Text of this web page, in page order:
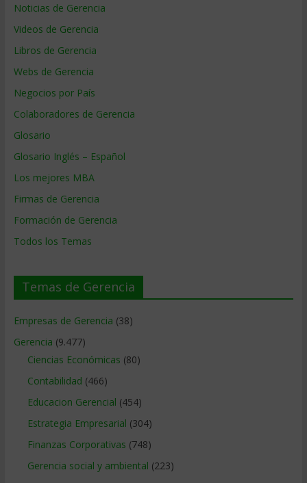
Noticias de Gerencia
Videos de Gerencia
Libros de Gerencia
Webs de Gerencia
Negocios por País
Colaboradores de Gerencia
Glosario
Glosario Inglés – Español
Los mejores MBA
Firmas de Gerencia
Formación de Gerencia
Todos los Temas
Temas de Gerencia
Empresas de Gerencia (38)
Gerencia (9.477)
Ciencias Económicas (80)
Contabilidad (466)
Educacion Gerencial (454)
Estrategia Empresarial (304)
Finanzas Corporativas (748)
Gerencia social y ambiental (223)